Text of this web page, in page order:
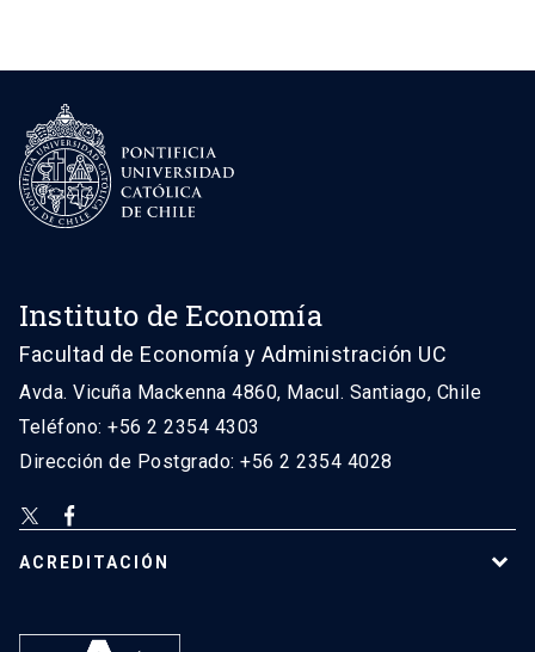
Instituto de Economía
Facultad de Economía y Administración UC
Avda. Vicuña Mackenna 4860, Macul. Santiago, Chile
Teléfono: +56 2 2354 4303
Dirección de Postgrado: +56 2 2354 4028
ACREDITACIÓN